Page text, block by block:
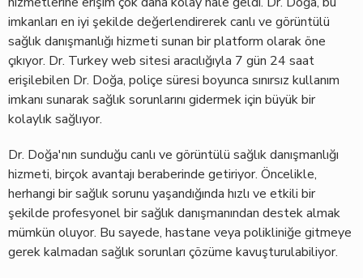
imkanları en iyi şekilde değerlendirerek canlı ve görüntülü
sağlık danışmanlığı hizmeti sunan bir platform olarak öne
çıkıyor. Dr. Turkey web sitesi aracılığıyla 7 gün 24 saat
erişilebilen Dr. Doğa, poliçe süresi boyunca sınırsız kullanım
imkanı sunarak sağlık sorunlarını gidermek için büyük bir
kolaylık sağlıyor.
Dr. Doğa'nın sunduğu canlı ve görüntülü sağlık danışmanlığı
hizmeti, birçok avantajı beraberinde getiriyor. Öncelikle,
herhangi bir sağlık sorunu yaşandığında hızlı ve etkili bir
şekilde profesyonel bir sağlık danışmanından destek almak
mümkün oluyor. Bu sayede, hastane veya polikliniğe gitmeye
gerek kalmadan sağlık sorunları çözüme kavuşturulabiliyor.